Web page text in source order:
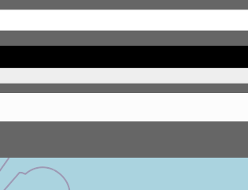
Jump to navigation